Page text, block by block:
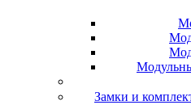
Замки и